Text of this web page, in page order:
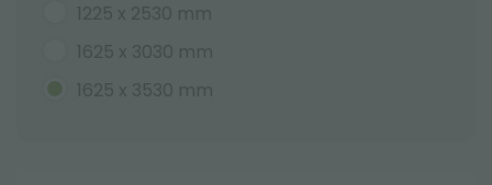
1225 x 2530 mm
1625 x 3030 mm
1625 x 3530 mm